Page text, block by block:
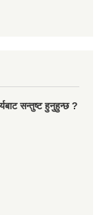
सन्तुष्ट हुनुहुन्छ ?